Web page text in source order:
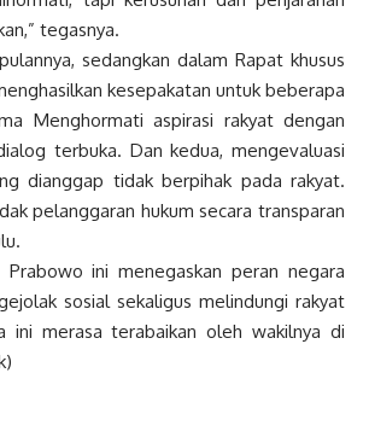
tegasnya.
sedangkan dalam Rapat khusus
kesepakatan untuk beberapa
Menghormati aspirasi rakyat dengan
terbuka. Dan kedua, mengevaluasi
dianggap tidak berpihak pada rakyat.
pelanggaran hukum secara transparan
Prabowo ini menegaskan peran negara
sosial sekaligus melindungi rakyat
ini merasa terabaikan oleh wakilnya di